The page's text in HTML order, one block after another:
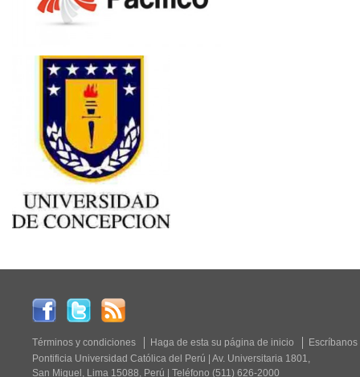
Términos y condiciones Haga de esta su página de inicio
Escríbanos
Pontificia Universidad Católica del Perú | Av. Universitaria 1801,
San Miguel, Lima 15088, Perú | Teléfono (511) 626-2000